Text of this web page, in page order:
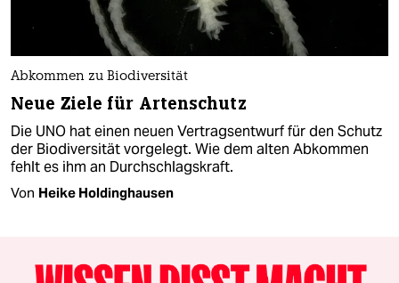
Abkommen zu Biodiversität
Neue Ziele für Artenschutz
Die UNO hat einen neuen Vertragsentwurf für den Schutz
der Biodiversität vorgelegt. Wie dem alten Abkommen
fehlt es ihm an Durchschlagskraft.
Von Heike Holdinghausen